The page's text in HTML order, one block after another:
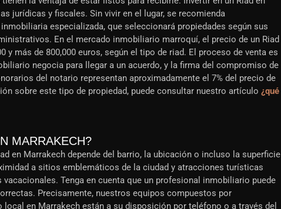
jurídicas y fiscales. Sin vivir en el lugar, se recomienda
especializada, que seleccionará propiedades según sus
En el mercado inmobiliario marroquí, el precio de un Riad
y más de 800,000 euros, según el tipo de riad. El proceso de venta es
negocia para llegar a un acuerdo, y la firma del compromiso de
del notario representan aproximadamente el 7% del precio de
sobre este tipo de propiedad, puede consultar nuestro artículo ¿qué
MARRAKECH?
en Marrakech depende del barrio, la ubicación o incluso la superficie
a sitios emblemáticos de la ciudad y atracciones turísticas
Tenga en cuenta que un profesional inmobiliario puede
Precisamente, nuestros equipos compuestos por
en Marrakech están a su disposición por teléfono o a través del